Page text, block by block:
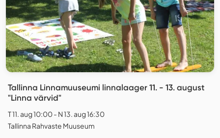
Tallinna Linnamuuseumi linnalaager 11. - 13. august
"Linna värvid"
T 11. aug 10:00 - N 13. aug 16:30
Tallinna Rahvaste Muuseum